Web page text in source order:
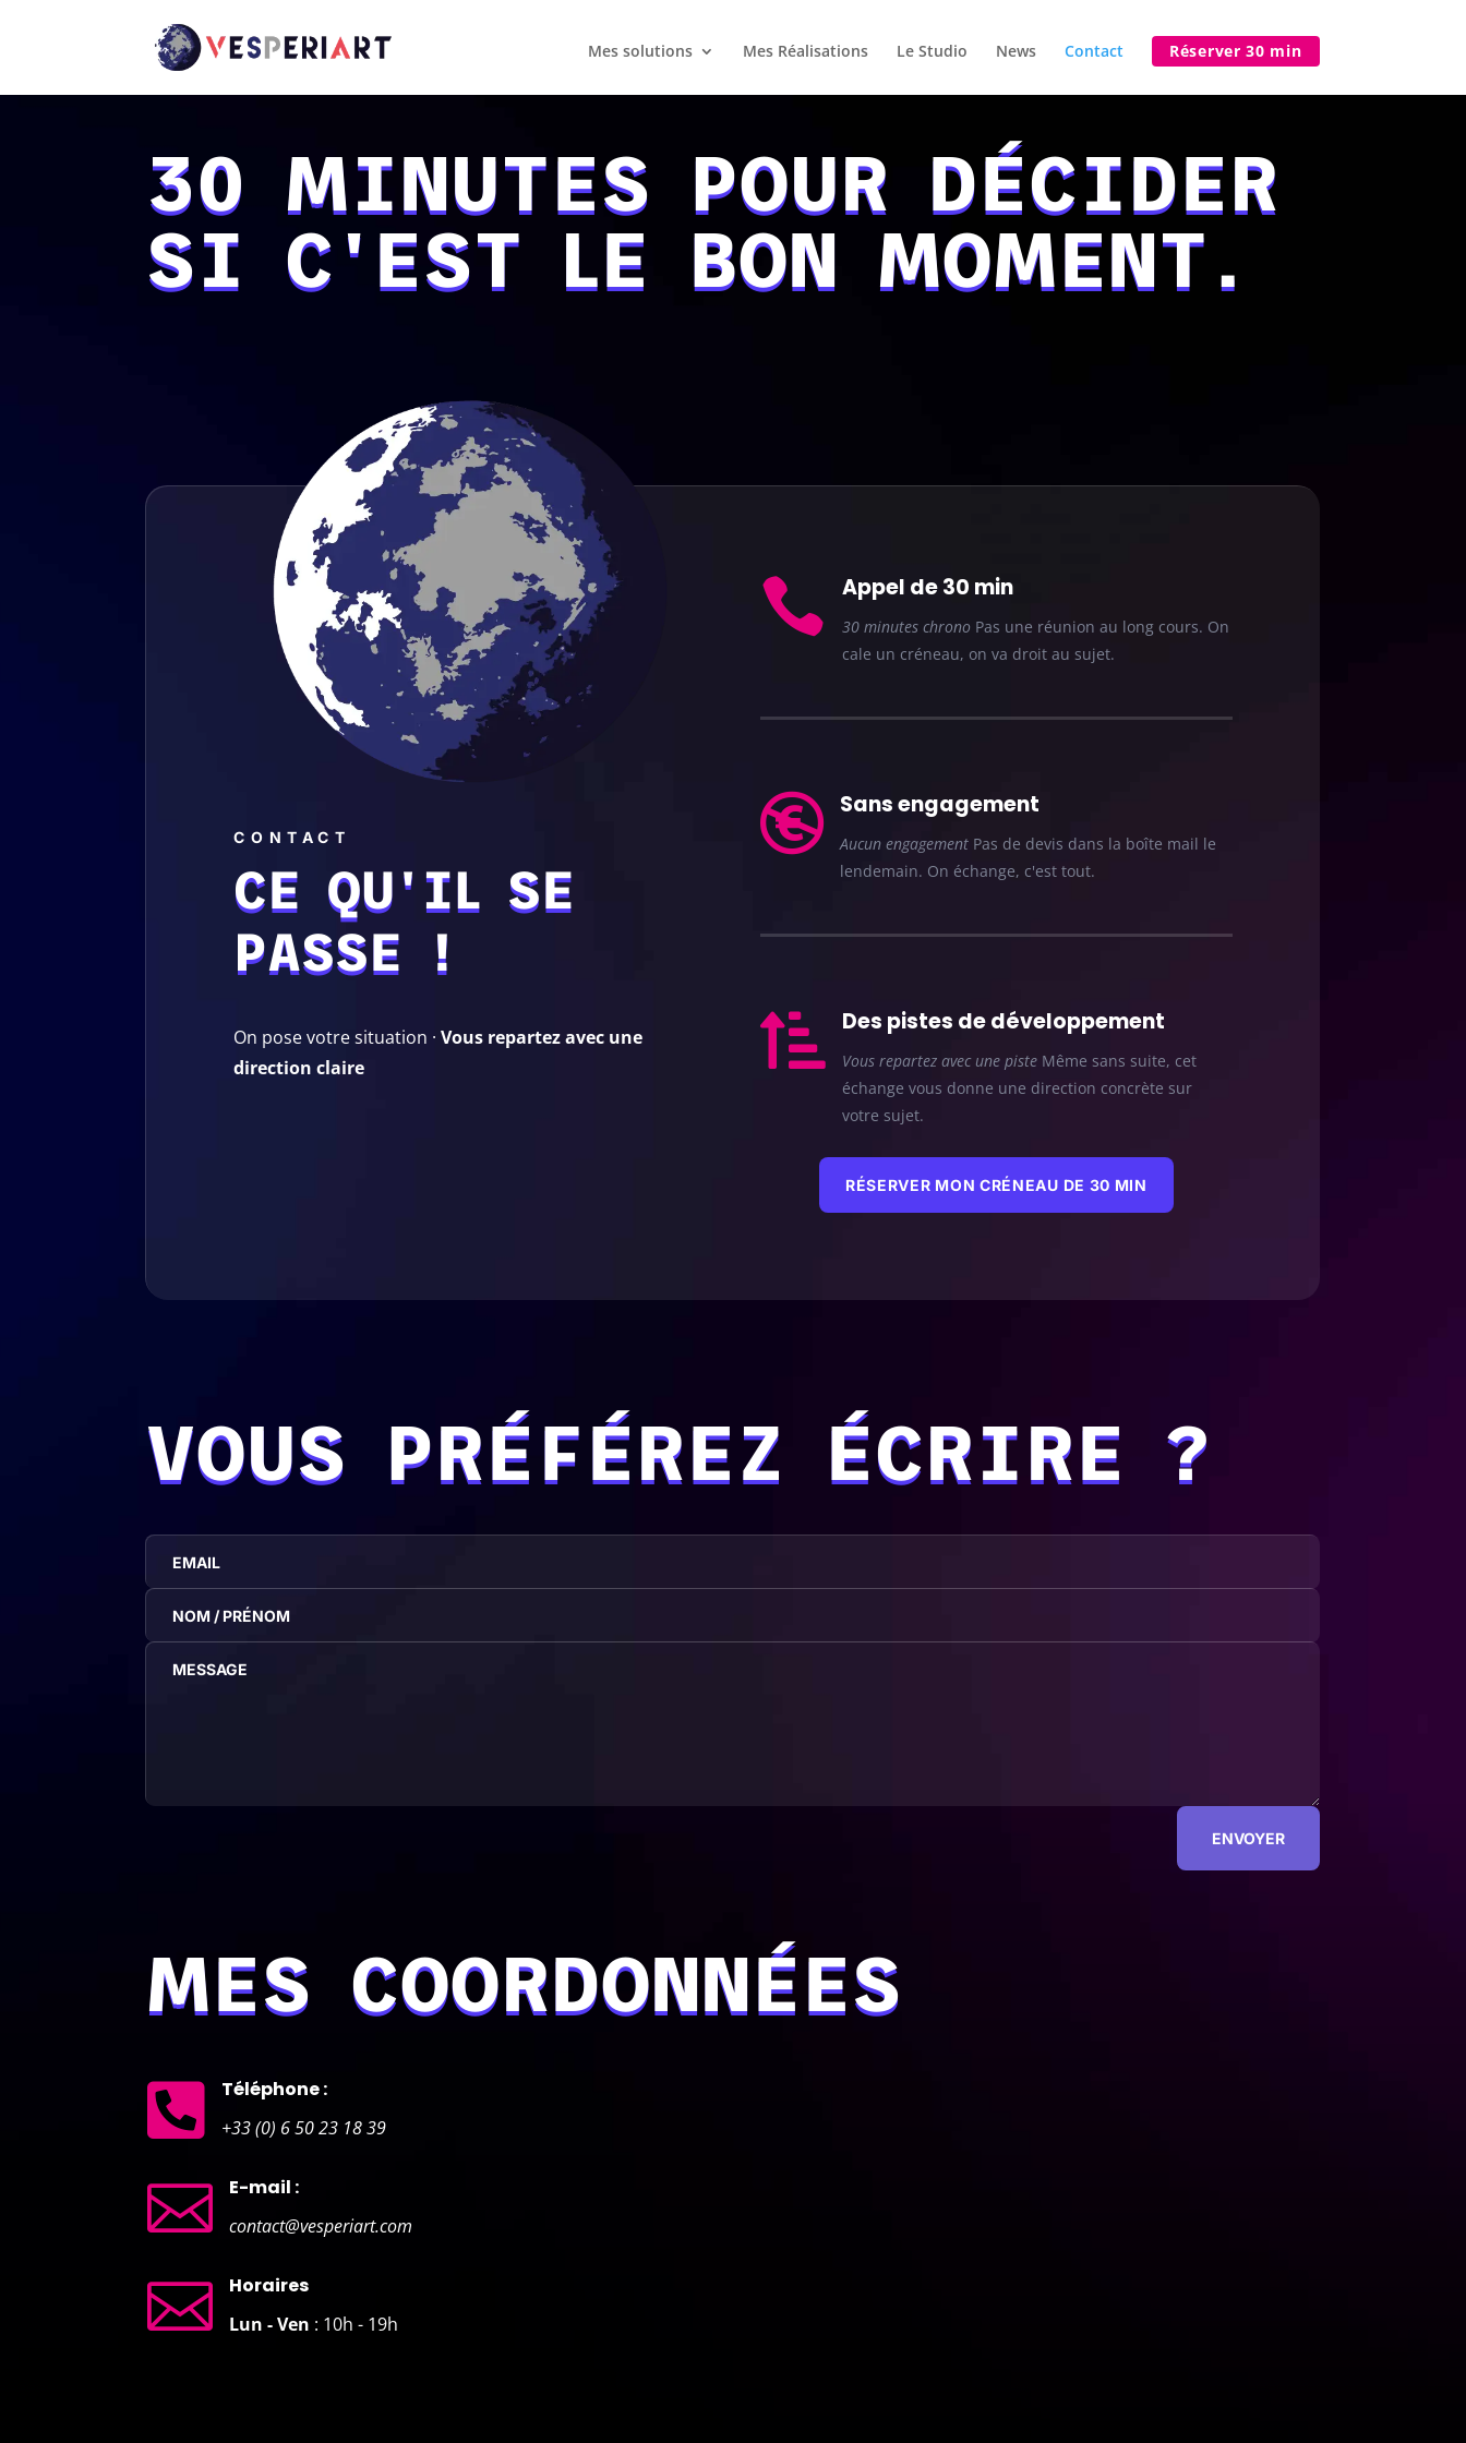
Mes solutions Mes Réalisations Le Studio News Contact Réserver 30 min
30 MINUTES POUR DÉCIDER
SI C'EST LE BON MOMENT.
CONTACT
CE QU'IL SE
PASSE !
On pose votre situation ·Vous repartez avec une
direction claire
 Appel de 30 min
30 minutes chrono Pas une réunion au long cours. On
cale un créneau, on va droit au sujet.
 Sans engagement
Aucun engagement Pas de devis dans la boîte mail le
lendemain. On échange, c'est tout.
 Des pistes de développement
Vous repartez avec une piste Même sans suite, cet
échange vous donne une direction concrète sur
votre sujet.
RÉSERVER MON CRÉNEAU DE 30 MIN
VOUS PRÉFÉREZ ÉCRIRE ?
ENVOYER
MES COORDONNÉES
 Téléphone :
+33 (0) 6 50 23 18 39
 E-mail :
contact@vesperiart.com
 Horaires
Lun - Ven : 10h - 19h